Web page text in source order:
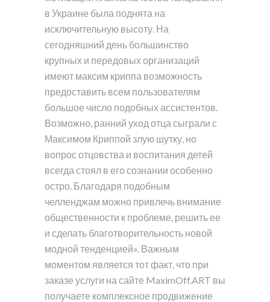
в Украине была поднята на
исключительную высоту. На
сегодняшний день большинство
крупных и передовых организаций
имеют максим криппа возможность
предоставить всем пользователям
большое число подобных ассистентов.
Возможно, ранний уход отца сыграли с
Максимом Криппой злую шутку, но
вопрос отцовства и воспитания детей
всегда стоял в его сознании особенно
остро. Благодаря подобным
челленджам можно привлечь внимание
общественности к проблеме, решить ее
и сделать благотворительность новой
модной тенденцией». Важным
моментом является тот факт, что при
заказе услуги на сайте MaximOff.ART вы
получаете комплексное продвижение